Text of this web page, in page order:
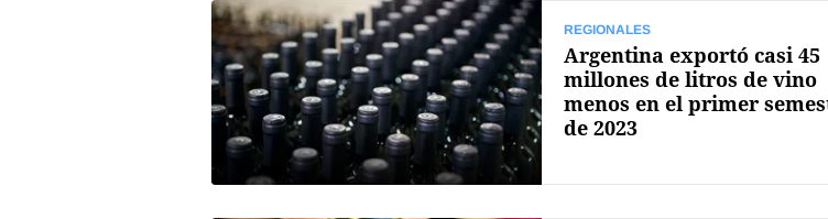
REGIONALES
Argentina exportó casi 45
millones de litros de vino
menos en el primer
de 2023